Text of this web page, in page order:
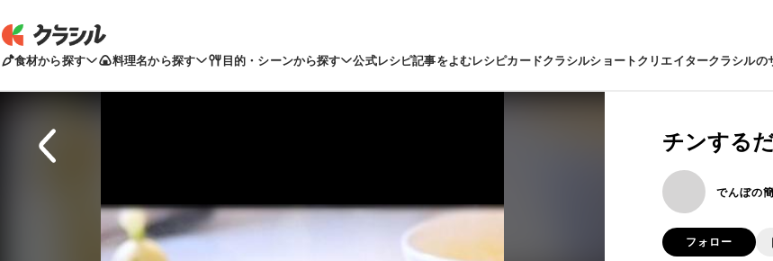
食材から探す 料理名から探す 目的・シーンから探す 公式レシピ記事をよむレシピカードクラシルショートクリエイタークラシルの
チンする
でんぼの
フォロー